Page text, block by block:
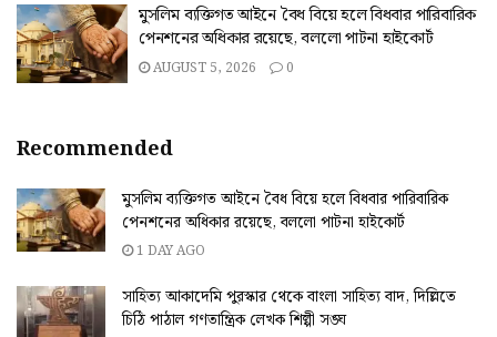
মুসলিম ব্যক্তিগত আইনে বৈধ বিয়ে হলে বিধবার পারিবারিক
পেনশনের অধিকার রয়েছে, বললো পাটনা হাইকোর্ট
AUGUST 5, 2026 0
Recommended
মুসলিম ব্যক্তিগত আইনে বৈধ বিয়ে হলে বিধবার পারিবারিক
পেনশনের অধিকার রয়েছে, বললো পাটনা হাইকোর্ট
1 DAY AGO
সাহিত্য আকাদেমি পুরস্কার থেকে বাংলা সাহিত্য বাদ, দিল্লিতে
চিঠি পাঠাল গণতান্ত্রিক লেখক শিল্পী সঙ্ঘ